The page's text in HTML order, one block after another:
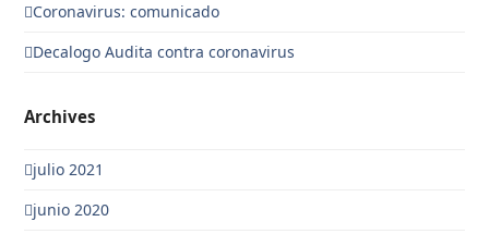
Coronavirus: comunicado
Decalogo Audita contra coronavirus
Archives
julio 2021
junio 2020